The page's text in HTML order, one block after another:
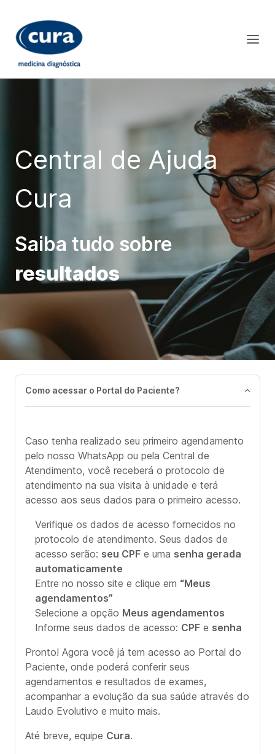
Central de Ajuda
Cura
Saiba tudo sobre
resultados
Como acessar o Portal do Paciente?
Caso tenha realizado seu primeiro agendamento
pelo nosso WhatsApp ou pela Central de
Atendimento, você receberá o protocolo de
atendimento na sua visita à unidade e terá
acesso aos seus dados para o primeiro acesso.
Verifique os dados de acesso fornecidos no
protocolo de atendimento. Seus dados de
acesso serão: seu CPF e uma senha gerada
automaticamente
Entre no nosso site e clique em “Meus
agendamentos”
Selecione a opção Meus agendamentos
Informe seus dados de acesso: CPF e senha
Pronto! Agora você já tem acesso ao Portal do
Paciente, onde poderá conferir seus
agendamentos e resultados de exames,
acompanhar a evolução da sua saúde através do
Laudo Evolutivo e muito mais.
Até breve, equipe Cura.